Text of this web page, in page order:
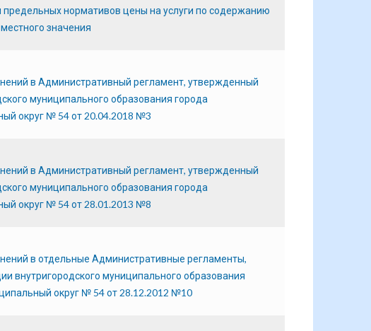
нормативов цены на услуги по содержанию
значения
в Административный регламент, утвержденный
муниципального образования города
округ № 54 от 20.04.2018 №3
в Административный регламент, утвержденный
муниципального образования города
округ № 54 от 28.01.2013 №8
в отдельные Административные регламенты,
внутригородского муниципального образования
округ № 54 от 28.12.2012 №10